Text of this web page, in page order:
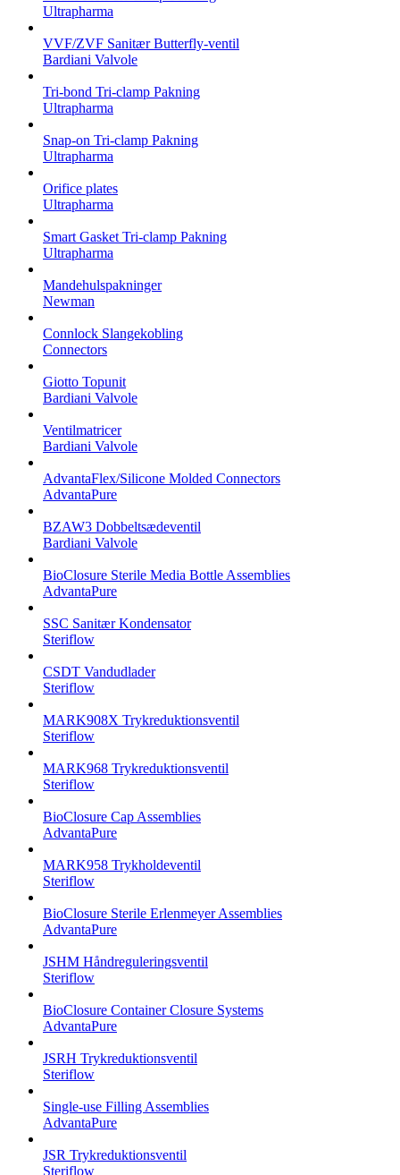
Ultrapharma
VVF/ZVF Sanitær Butterfly-ventil
Bardiani Valvole
Tri-bond Tri-clamp Pakning
Ultrapharma
Snap-on Tri-clamp Pakning
Ultrapharma
Orifice plates
Ultrapharma
Smart Gasket Tri-clamp Pakning
Ultrapharma
Mandehulspakninger
Newman
Connlock Slangekobling
Connectors
Giotto Topunit
Bardiani Valvole
Ventilmatricer
Bardiani Valvole
AdvantaFlex/Silicone Molded Connectors
AdvantaPure
BZAW3 Dobbeltsædeventil
Bardiani Valvole
BioClosure Sterile Media Bottle Assemblies
AdvantaPure
SSC Sanitær Kondensator
Steriflow
CSDT Vandudlader
Steriflow
MARK908X Trykreduktionsventil
Steriflow
MARK968 Trykreduktionsventil
Steriflow
BioClosure Cap Assemblies
AdvantaPure
MARK958 Trykholdeventil
Steriflow
BioClosure Sterile Erlenmeyer Assemblies
AdvantaPure
JSHM Håndreguleringsventil
Steriflow
BioClosure Container Closure Systems
AdvantaPure
JSRH Trykreduktionsventil
Steriflow
Single-use Filling Assemblies
AdvantaPure
JSR Trykreduktionsventil
Steriflow